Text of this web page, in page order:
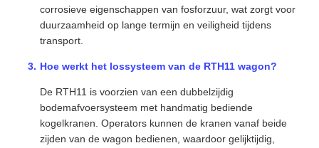
corrosieve eigenschappen van fosforzuur, wat zorgt voor
duurzaamheid op lange termijn en veiligheid tijdens
transport.
Hoe werkt het lossysteem van de RTH11 wagon?
De RTH11 is voorzien van een dubbelzijdig
bodemafvoersysteem met handmatig bediende
kogelkranen. Operators kunnen de kranen vanaf beide
zijden van de wagon bedienen, waardoor gelijktijdig,